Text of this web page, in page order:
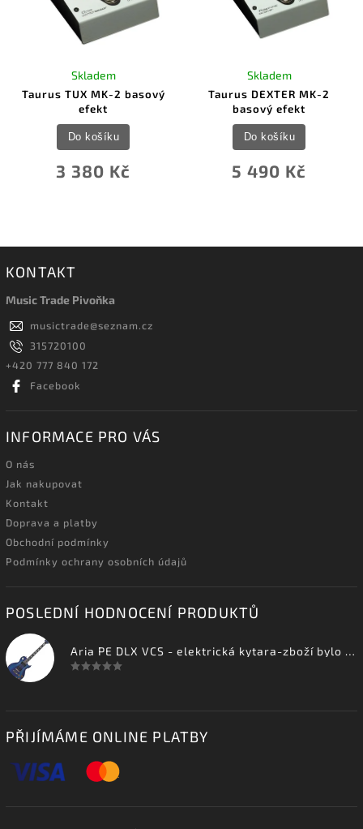
Taurus TUX MK-2 basový
efekt
Skladem
3 380 Kč
Do košíku
Taurus DEXTER MK-2
basový efekt
Skladem
5 490 Kč
Do košíku
KONTAKT
Music Trade Pivoňka
musictrade@seznam.cz
315720100
+420 777 840 172
Facebook
INFORMACE PRO VÁS
O nás
Jak nakupovat
Kontakt
Doprava a platby
Obchodní podmínky
Podmínky ochrany osobních údajů
POSLEDNÍ HODNOCENÍ PRODUKTŮ
Aria PE DLX VCS - elektrická kytara-zboží bylo vystaveno na prodejně
PŘIJÍMÁME ONLINE PLATBY